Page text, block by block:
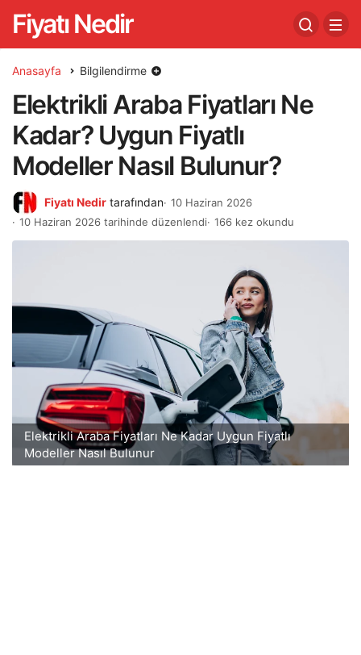
Fiyatı Nedir
Anasayfa Bilgilendirme
Elektrikli Araba Fiyatları Ne
Kadar? Uygun Fiyatlı
Modeller Nasıl Bulunur?
Fiyatı Nedir tarafından 10 Haziran 2026
10 Haziran 2026 tarihinde düzenlendi
166 kez okundu
Elektrikli Araba Fiyatları Ne Kadar Uygun Fiyatlı
Modeller Nasıl Bulunur